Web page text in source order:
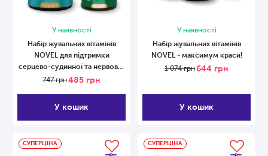
У наявності
Набір жувальних вітамінів
NOVEL для підтримки
серцево-судинної та нервової
систем
747грн485 грн
У кошик
У наявності
Набір жувальних вітамінів
NOVEL - максимум краси!
1 074грн644 грн
У кошик
СУПЕРЦІНА СУПЕРЦІНА